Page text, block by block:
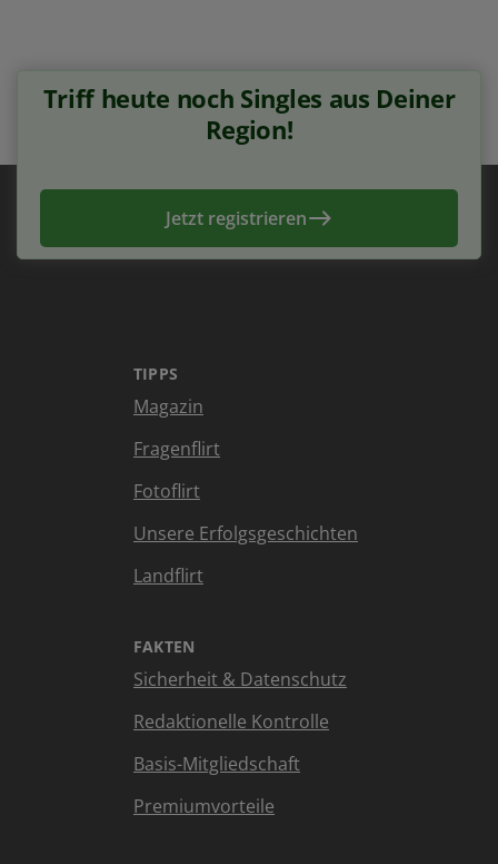
Triff heute noch Singles aus Deiner
Region!
Jetzt registrieren
TIPPS
Magazin
Fragenflirt
Fotoflirt
Unsere Erfolgsgeschichten
Landflirt
FAKTEN
Sicherheit & Datenschutz
Redaktionelle Kontrolle
Basis-Mitgliedschaft
Premiumvorteile